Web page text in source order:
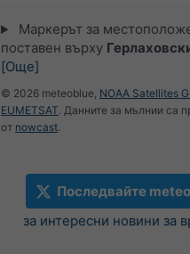
Маркерът за
поставен върху
[Още]
© 2026 meteoblue, NOAA Satellites
EUMETSAT. Данните за мълнии са
от nowcast.
Последвайте
за интересни новини за